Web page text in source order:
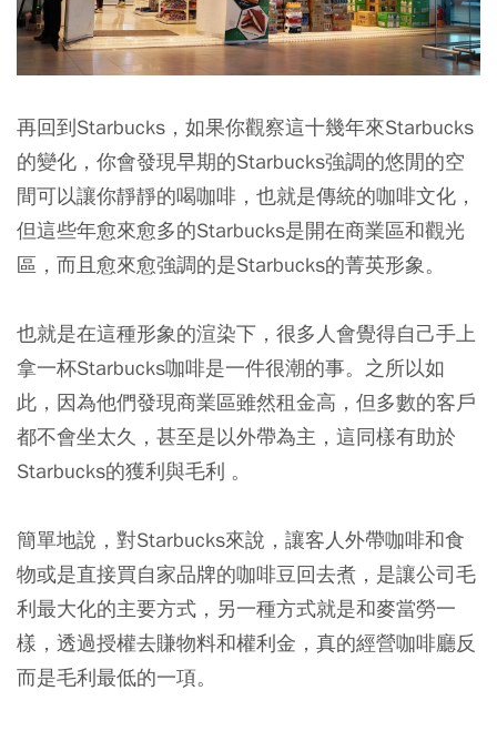
再回到Starbucks，如果你觀察這十幾年來Starbucks
的變化，你會發現早期的Starbucks強調的悠閒的空
間可以讓你靜靜的喝咖啡，也就是傳統的咖啡文化，
但這些年愈來愈多的Starbucks是開在商業區和觀光
區，而且愈來愈強調的是Starbucks的菁英形象。
也就是在這種形象的渲染下，很多人會覺得自己手上
拿一杯Starbucks咖啡是一件很潮的事。之所以如
此，因為他們發現商業區雖然租金高，但多數的客戶
都不會坐太久，甚至是以外帶為主，這同樣有助於
Starbucks的獲利與毛利 。
簡單地說， 對Starbucks來說，讓客人外帶咖啡和食
物或是直接買自家品牌的咖啡豆回去煮，是讓公司毛
利最大化的主要方式，另一種方式就是和麥當勞一
樣，透過授權去賺物料和權利金，真的經營咖啡廳反
而是毛利最低的一項。